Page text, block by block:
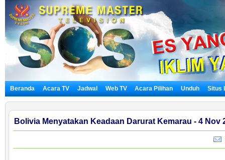
Beranda Acara TV Jadwal Web TV Acara Pilihan Unduh Situs
Bolivia Menyatakan Keadaan Darurat Kemarau - 4 Nov